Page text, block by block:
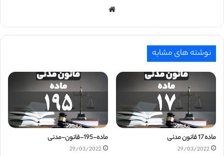
نوشته های مشابه
ماده 17 قانون مدنی
29/03/2022
ماده-195-قانون-مدنی
29/03/2022